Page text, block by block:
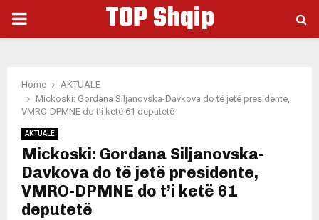
PRIMARY
TOP Shqip
Home
AKTUALE
Mickoski: Gordana Siljanovska-Davkova do të jetë presidente,
VMRO-DPMNE do t’i ketë 61 deputetë
AKTUALE
Mickoski: Gordana Siljanovska-
Davkova do të jetë presidente,
VMRO-DPMNE do t’i ketë 61
deputetë